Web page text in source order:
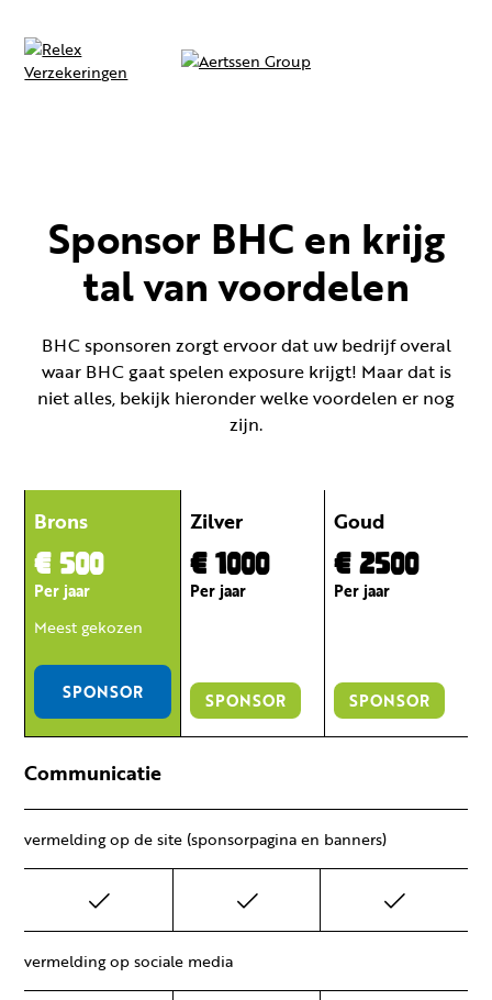
Sponsor BHC en krijg
tal van voordelen
BHC sponsoren zorgt ervoor dat uw bedrijf overal
waar BHC gaat spelen exposure krijgt! Maar dat is
niet alles, bekijk hieronder welke voordelen er nog
zijn.
Brons
€ 500
Per jaar
Meest gekozen
SPONSOR
Zilver
€ 1000
Per jaar
SPONSOR
Goud
€ 2500
Per jaar
SPONSOR
Communicatie
vermelding op de site (sponsorpagina en banners)
vermelding op sociale media